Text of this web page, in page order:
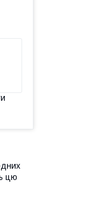
цю